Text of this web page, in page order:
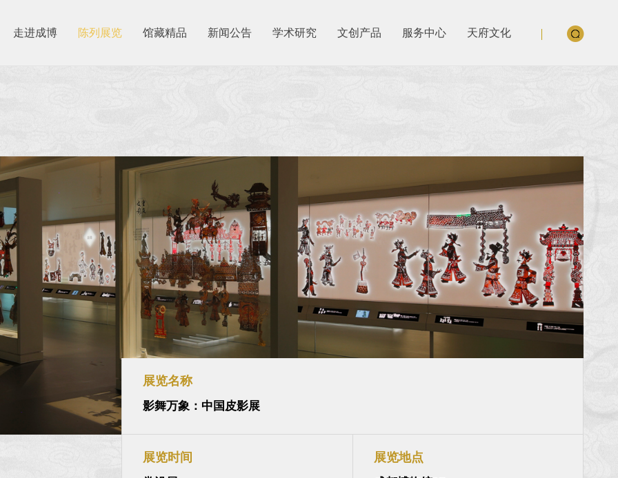
走进成博 陈列展览 馆藏精品 新闻公告 学术研究 文创产品 服务中心 天府文化
展览名称
影舞万象：中国皮影展
展览时间 展览地点